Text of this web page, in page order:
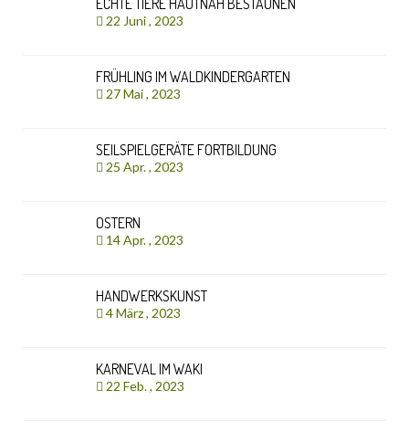
ECHTE TIERE HAUTNAH BESTAUNEN
22 Juni , 2023
FRÜHLING IM WALDKINDERGARTEN
27 Mai , 2023
SEILSPIELGERÄTE FORTBILDUNG
25 Apr. , 2023
OSTERN
14 Apr. , 2023
HANDWERKSKUNST
4 März , 2023
KARNEVAL IM WAKI
22 Feb. , 2023